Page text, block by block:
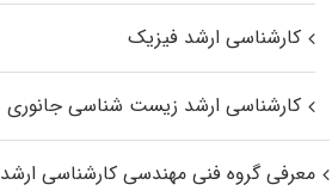
کارشناسی ارشد فیزیک
کارشناسی ارشد زیست‌ شناسی جانوری
معرفی گروه فنی مهندسی کارشناسی ارشد